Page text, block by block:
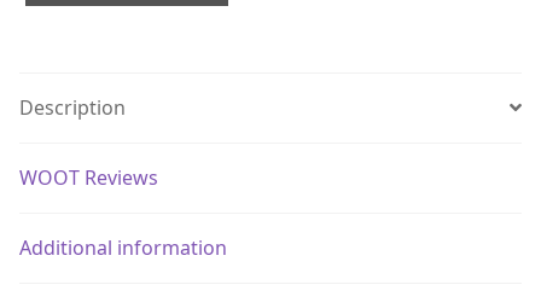
Description
WOOT Reviews
Additional information